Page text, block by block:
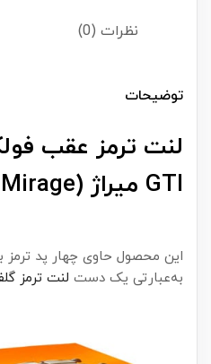
نظرات (0)
توضیحات
لنت ترمز عقب
GTI میراژ (Mirage)
این محصول حاوی چهار پد ترمز
به‌عبارتی یک دست لنت ترمز